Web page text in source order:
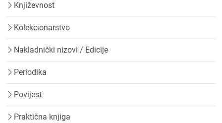
Književnost
Kolekcionarstvo
Nakladnički nizovi / Edicije
Periodika
Povijest
Praktična knjiga